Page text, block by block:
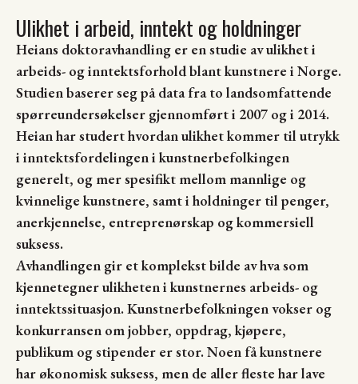
Ulikhet i arbeid, inntekt og holdninger
Heians doktoravhandling er en studie av ulikhet i
arbeids- og inntektsforhold blant kunstnere i Norge.
Studien baserer seg på data fra to landsomfattende
spørreundersøkelser gjennomført i 2007 og i 2014.
Heian har studert hvordan ulikhet kommer til utrykk
i inntektsfordelingen i kunstnerbefolkingen
generelt, og mer spesifikt mellom mannlige og
kvinnelige kunstnere, samt i holdninger til penger,
anerkjennelse, entreprenørskap og kommersiell
suksess.
Avhandlingen gir et komplekst bilde av hva som
kjennetegner ulikheten i kunstnernes arbeids- og
inntektssituasjon. Kunstnerbefolkningen vokser og
konkurransen om jobber, oppdrag, kjøpere,
publikum og stipender er stor. Noen få kunstnere
har økonomisk suksess, men de aller fleste har lave